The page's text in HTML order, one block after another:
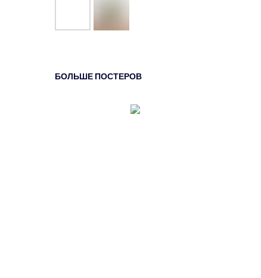
БОЛЬШЕ ПОСТЕРОВ